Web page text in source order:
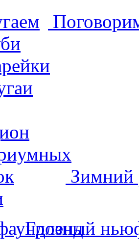
Зимний
Грозный